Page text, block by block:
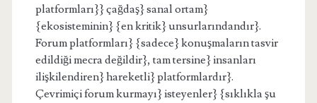
platformları}} çağdaş} sanal ortam}
{ekosisteminin} {en kritik} unsurlarındandır}.
Forum platformları} {sadece} konuşmaların tasvir
edildiği mecra değildir}, tam tersine} insanları
ilişkilendiren} hareketli} platformlardır}.
Çevrimiçi forum kurmayı} isteyenler} {sıklıkla şu